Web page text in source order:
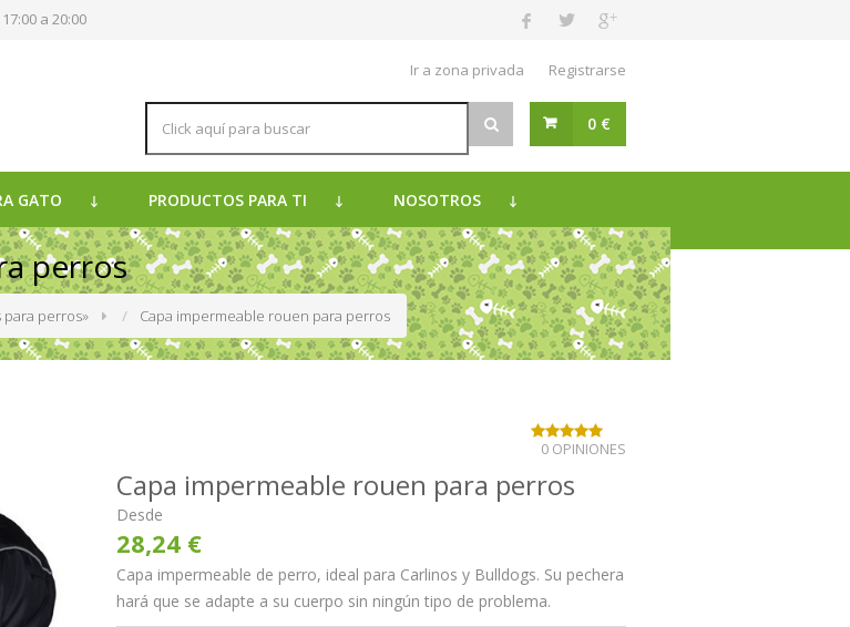
a 20:00
Ir a zona privada Registrarse
0 €
GATO PRODUCTOS PARA TI NOSOTROS
perros
para perros» Capa impermeable rouen para perros
Capa impermeable rouen para perros
Desde
28,24 €
0 OPINIONES
Capa impermeable de perro, ideal para Carlinos y Bulldogs. Su pechera
hará que se adapte a su cuerpo sin ningún tipo de problema.